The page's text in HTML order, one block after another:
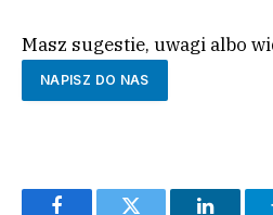
Masz sugestie, uwagi albo
NAPISZ DO NAS